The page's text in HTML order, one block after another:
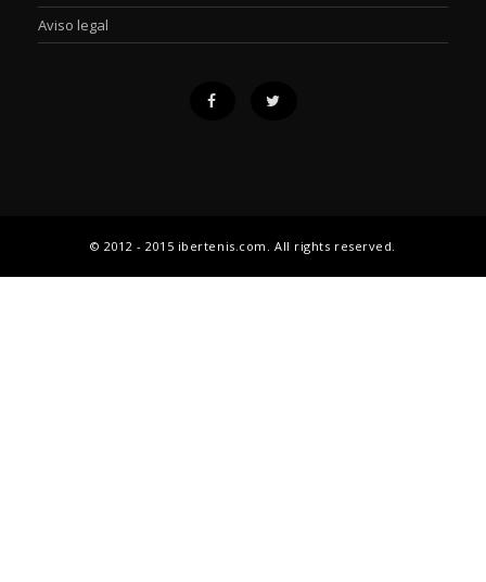
Aviso legal
© 2012 - 2015 ibertenis.com. All rights reserved.